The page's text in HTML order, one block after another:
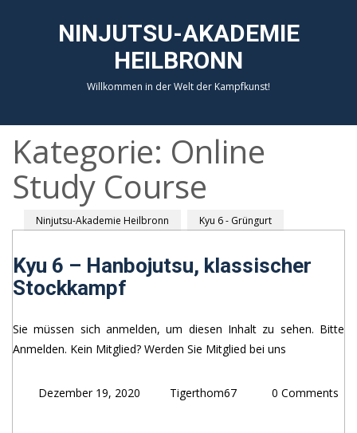
NINJUTSU-AKADEMIE
HEILBRONN
Willkommen in der Welt der Kampfkunst!
Kategorie: Online
Study Course
Ninjutsu-Akademie Heilbronn Kyu 6 - Grüngurt
Kyu 6 – Hanbojutsu, klassischer
Stockkampf
Sie müssen sich anmelden, um diesen Inhalt zu sehen. Bitte
Anmelden. Kein Mitglied? Werden Sie Mitglied bei uns
Dezember 19, 2020 Tigerthom67 0 Comments